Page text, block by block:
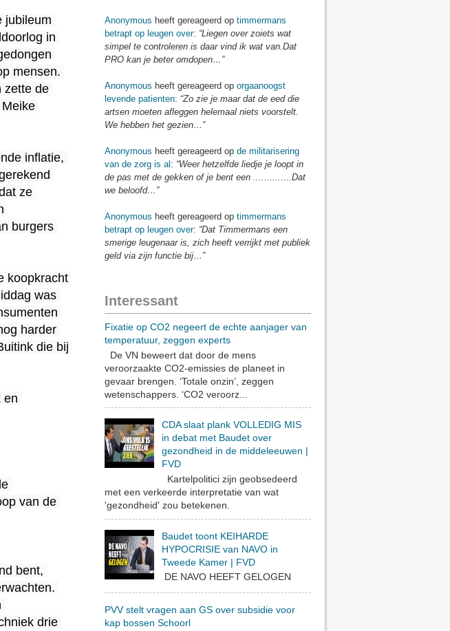
jubileum
in
mensen.
zette de
inflatie,
ze
burgers
koopkracht
was
harder
die bij
en
van de
bent,
drie
Anonymous heeft gereageerd op timmermans
betrapt op leugen over: “Liegen over zoiets wat
simpel te controleren is daar vind ik wat van.Dat
PRO kan je beter omdopen…”
Anonymous heeft gereageerd op orgaanoogst
levende patienten: “Zo zie je maar dat de eed die
artsen moeten afleggen helemaal niets voorstelt.
We hebben het gezien…”
Anonymous heeft gereageerd op de militarisering
van de zorg is al : “Weer hetzelfde liedje je loopt in
de pas met de gekken of je bent een ..............Dat
we beloofd…”
Anonymous heeft gereageerd op timmermans
betrapt op leugen over: “Dat Timmermans een
smerige leugenaar is, zich heeft verrijkt met publiek
geld via zijn functie bij…”
Interessant
Fixatie op CO2 negeert de echte aanjager van
temperatuur, zeggen experts
De VN beweert dat door de mens
veroorzaakte CO2-emissies de planeet in
gevaar brengen. ‘Totale onzin’, zeggen
wetenschappers. ‘CO2 veroorz...
CDA slaat plank VOLLEDIG MIS
in debat met Baudet over
gezondheid in de middeleeuwen |
FVD
Kartelpolitici zijn geobsedeerd
met een verkeerde interpretatie van wat
'gezondheid' zou betekenen.
Baudet toont KEIHARDE
HYPOCRISIE van NAVO in
Tweede Kamer | FVD
DE NAVO HEEFT GELOGEN
PVV stelt vragen aan GS over subsidie voor
kap bossen Schoorl